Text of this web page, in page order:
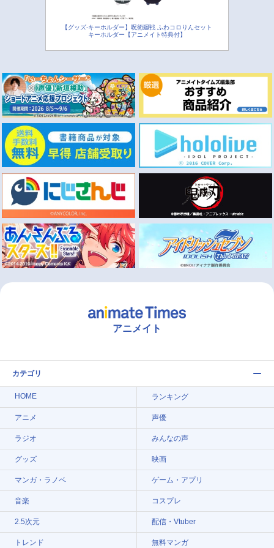
【グッズ-キーホルダー】呪術廻戦 ふわコロりんセット
キーホルダー【アニメイト特典付】
アニメイト
カテゴリ
HOME ランキング
アニメ 声優
ラジオ みんなの声
グッズ 映画
マンガ・ラノベ ゲーム・アプリ
音楽 コスプレ
2.5次元 配信・Vtuber
トレンド 無料マンガ